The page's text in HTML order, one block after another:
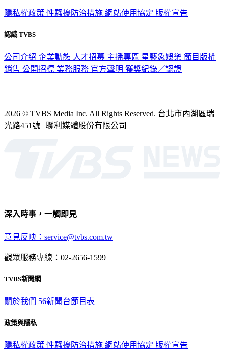
隱私權政策 性騷擾防治措施 網站使用協定 版權宣告
認識 TVBS
公司介紹 企業動態 人才招募 主播專區 星藝象娛樂 節目版權
銷售 公開招標 業務服務 官方聲明 獲獎紀錄／認證
2026 © TVBS Media Inc. All Rights Reserved. 台北市內湖區瑞
光路451號 | 聯利媒體股份有限公司
深入時事，一觸即見
意見反映：service@tvbs.com.tw
觀眾服務專線：02-2656-1599
TVBS新聞網
關於我們 56新聞台節目表
政策與隱私
隱私權政策 性騷擾防治措施 網站使用協定 版權宣告